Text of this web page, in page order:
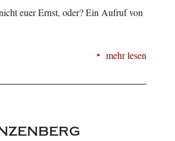
euer Ernst, oder? Ein Aufruf von
mehr lesen